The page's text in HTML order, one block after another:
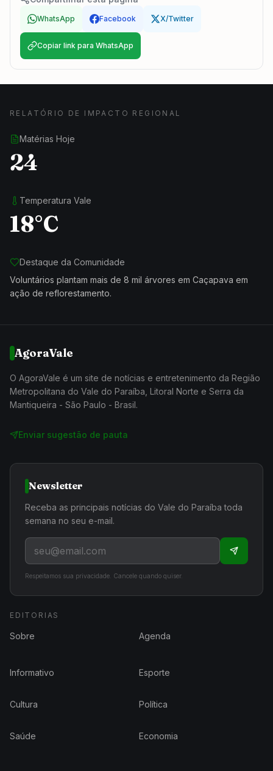
WhatsApp Facebook X/Twitter
Copiar link para WhatsApp
RELATÓRIO DE IMPACTO REGIONAL
Matérias Hoje
24
Temperatura Vale
18°C
Destaque da Comunidade
Voluntários plantam mais de 8 mil árvores em Caçapava em
ação de reflorestamento.
AgoraVale
O AgoraVale é um site de notícias e entretenimento da Região
Metropolitana do Vale do Paraíba, Litoral Norte e Serra da
Mantiqueira - São Paulo - Brasil.
Enviar sugestão de pauta
Newsletter
Receba as principais notícias do Vale do Paraíba toda
semana no seu e-mail.
Respeitamos sua privacidade. Cancele quando quiser.
EDITORIAS
Sobre Agenda
Informativo Esporte
Cultura Política
Saúde Economia